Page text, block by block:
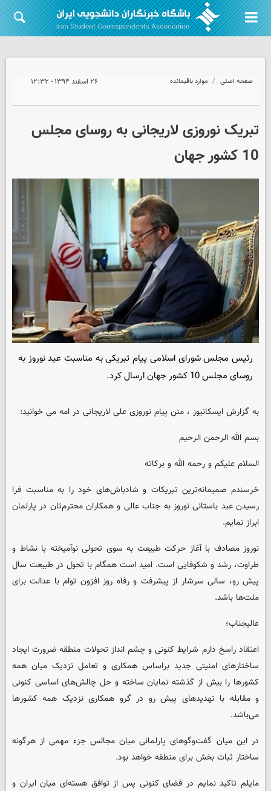
صفحه اصلی موارد باقیمانده ۲۶ اسفند ۱۳۹۴ - ۱۲:۳۲
تبریک نوروزی لاریجانی به روسای مجلس
10 کشور جهان
رئیس مجلس شورای اسلامی پیام تبریکی به مناسبت عید نوروز به
روسای مجلس 10 کشور جهان ارسال کرد.
به گزارش ایسکانیوز ، متن پیام نوروزی علی لاریجانی در امه می خوانید:
بسم الله الرحمن الرحیم
السلام علیکم و رحمه الله و برکاته
خرسندم صمیمانه‌ترین تبریکات و شادباش‌های خود را به مناسبت فرا
رسیدن عید باستانی نوروز به جناب عالی و همکاران محترم‌تان در پارلمان
ابراز نمایم.
نوروز مصادف با آغاز حرکت طبیعت به سوی تحولی نوآمیخته با نشاط و
طراوت، رشد و شکوفایی است. امید است همگام با تحول در طبیعت سال
پیش رو، سالی سرشار از پیشرفت و رفاه روز افزون توام با عدالت برای
ملت‌ها باشد.
عالیجناب؛
اعتقاد راسخ دارم شرایط کنونی و چشم انداز تحولات منطقه ضرورت ایجاد
ساختارهای امنیتی جدید براساس همکاری و تعامل نزدیک میان همه
کشورها را بیش از گذشته نمایان ساخته و حل چالش‌های اساسی کنونی
و مقابله با تهدیدهای پیش رو در گرو همکاری نزدیک همه کشورها
می‌باشد.
در این میان گفت‌وگوهای پارلمانی میان مجالس جزء مهمی از هرگونه
ساختار ثبات بخش برای منطقه خواهد بود.
مایلم تاکید نمایم در فضای کنونی پس از توافق هسته‌ای میان ایران و